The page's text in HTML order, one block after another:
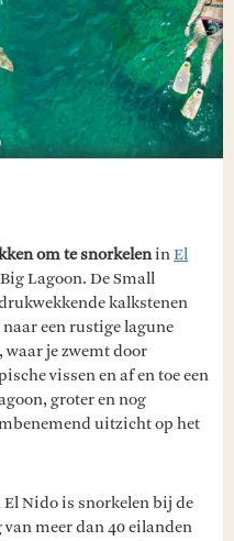
om te snorkeleninEl
Lagoon. De Small
kalkstenen
een rustige lagune
waar je zwemt door
vissen en af en toe een
groter en nog
uitzicht op het
Nido is snorkelen bij de
van meer dan 40 eilanden